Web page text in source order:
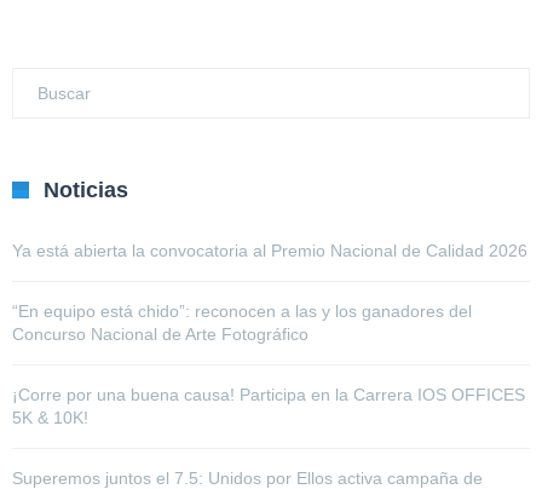
Noticias
Ya está abierta la convocatoria al Premio Nacional de Calidad 2026
“En equipo está chido”: reconocen a las y los ganadores del
Concurso Nacional de Arte Fotográfico
¡Corre por una buena causa! Participa en la Carrera IOS OFFICES
5K & 10K!
Superemos juntos el 7.5: Unidos por Ellos activa campaña de